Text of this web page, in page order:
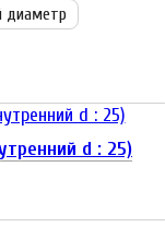
диаметр
d : 25)